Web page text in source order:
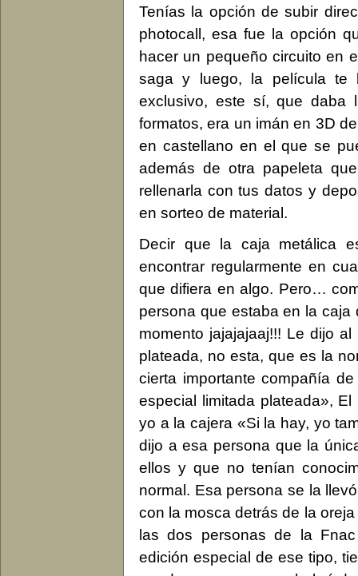
Tenías la opción de subir
photocall, esa fue la opción
hacer un pequeño circuito en
saga y luego, la película te
exclusivo, este sí, que daba
formatos, era un imán en 3D
en castellano en el que se
además de otra papeleta
rellenarla con tus datos y
en sorteo de material.
Decir que la caja metálica
encontrar regularmente en
que difiera en algo. Pero…
persona que estaba en la
momento jajajajaaj!!! Le dijo
plateada, no esta, que es la
cierta importante compañía
especial limitada plateada»,
yo a la cajera «Si la hay, yo
dijo a esa persona que la
ellos y que no tenían
normal. Esa persona se la
con la mosca detrás de la
las dos personas de la
edición especial de ese tipo,